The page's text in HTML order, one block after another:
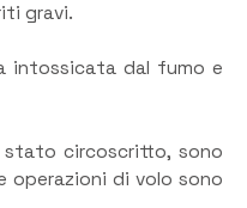
gravi.
intossicata dal fumo e
stato circoscritto, sono
operazioni di volo sono